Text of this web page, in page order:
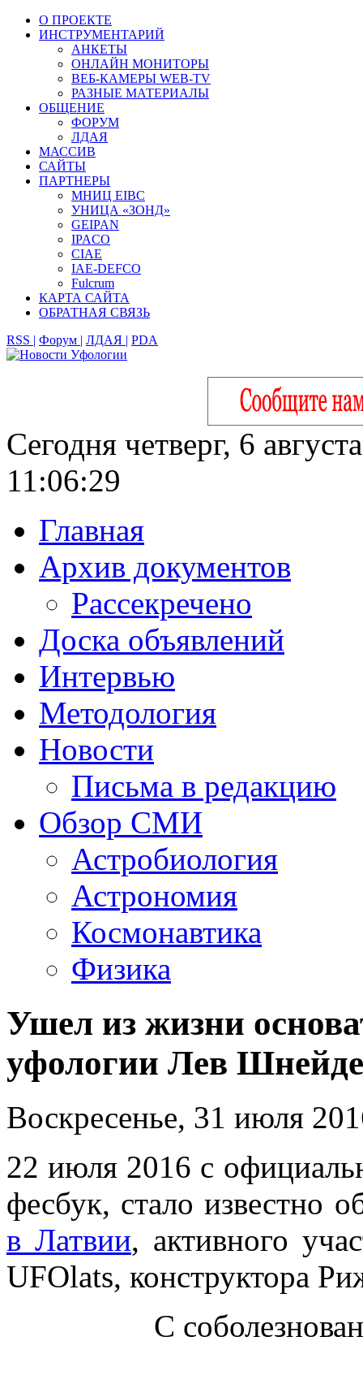
О ПРОЕКТЕ
ИНСТРУМЕНТАРИЙ
АНКЕТЫ
ОНЛАЙН МОНИТОРЫ
ВЕБ-КАМЕРЫ WEB-TV
РАЗНЫЕ МАТЕРИАЛЫ
ОБЩЕНИЕ
ФОРУМ
ЛДАЯ
МАССИВ
САЙТЫ
ПАРТНЕРЫ
МНИЦ EIBC
УНИЦА «ЗОНД»
GEIPAN
IPACO
CIAE
IAE-DEFCO
Fulcrum
КАРТА САЙТА
ОБРАТНАЯ СВЯЗЬ
RSS | Форум | ЛДАЯ | PDA
Сегодня четверг, 6
11:06:30
Главная
Архив документов
Рассекречено
Доска объявлений
Интервью
Методология
Новости
Письма в редакцию
Обзор СМИ
Астробиология
Астрономия
Космонавтика
Физика
Ушел из жизни
уфологии Лев
Воскресенье, 31 июля
22 июля 2016 с
фесбук, стало известно
в Латвии, активного
UFOlats, конструктора
С